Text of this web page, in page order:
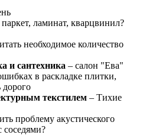
ламинат, кварцвинил?
необходимое количество
и сантехника – салон "Ева"
в раскладке плитки,
дорого
текстилем – Тихие
проблему акустического
соседями?